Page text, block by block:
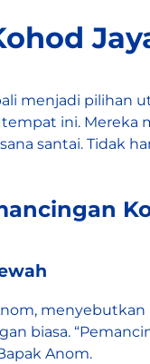
menjadi pilihan
ini. Mereka
santai. Tidak
biasa.
Anom.